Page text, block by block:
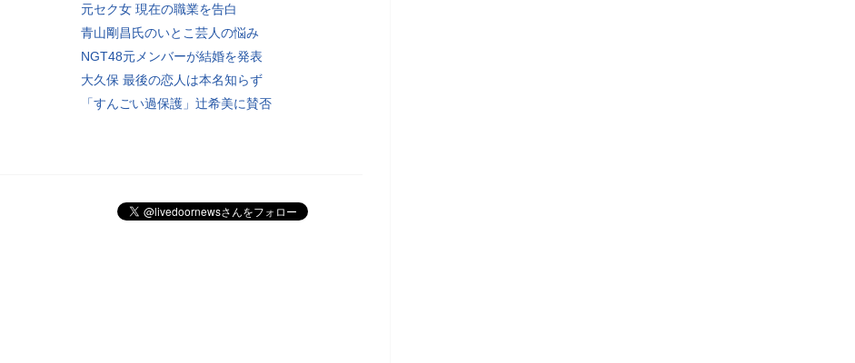
元セク女 現在の職業を告白
青山剛昌氏のいとこ芸人の悩み
NGT48元メンバーが結婚を発表
大久保 最後の恋人は本名知らず
「すんごい過保護」辻希美に賛否